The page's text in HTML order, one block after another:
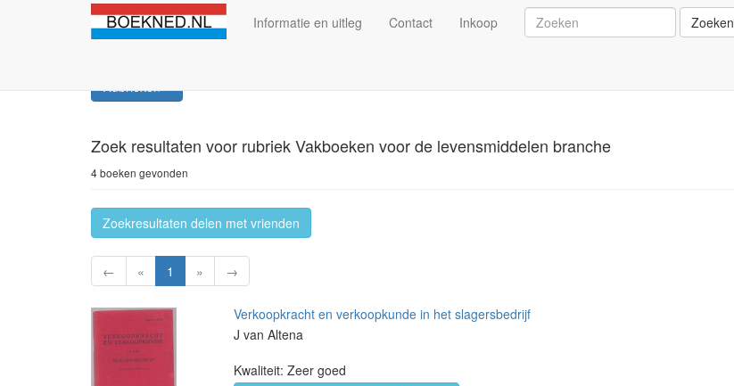
Informatie en uitleg Contact Inkoop Zoeken
Rubrieken
Zoek resultaten voor rubriek Vakboeken voor de levensmiddelen branche
4 boeken gevonden
Zoekresultaten delen met vrienden
← « 1 » →
Verkoopkracht en verkoopkunde in het slagersbedrijf
J van Altena
Kwaliteit: Zeer goed